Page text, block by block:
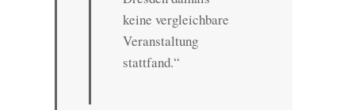
keine vergleichbare
Veranstaltung
stattfand.“